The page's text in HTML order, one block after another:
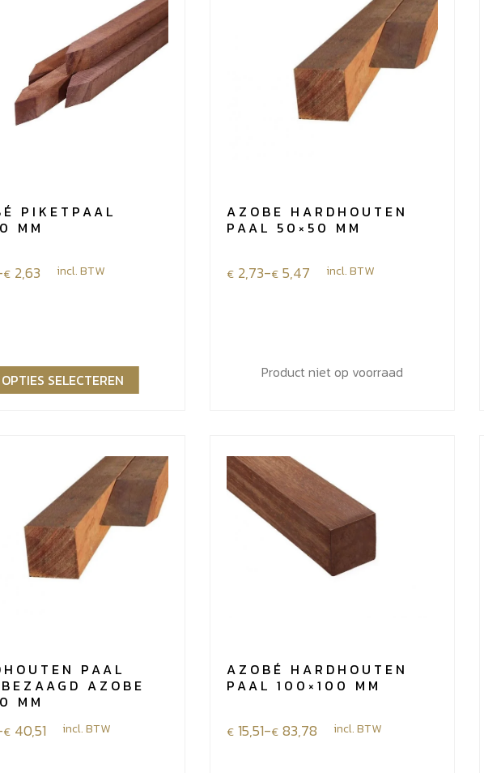
PIKETPAAL
MM
€ 2,63 incl. BTW
OPTIES SELECTEREN
AZOBE HARDHOUTEN
PAAL 50×50 MM
€ 2,73-€ 5,47
Prijsklasse:
incl. BTW
Product niet op voorraad
PAAL
AZOBE
MM
€ 40,51 incl. BTW
AZOBÉ HARDHOUTEN
PAAL 100×100 MM
€ 15,51-€ 83,78
Prijsklasse:
incl. BTW